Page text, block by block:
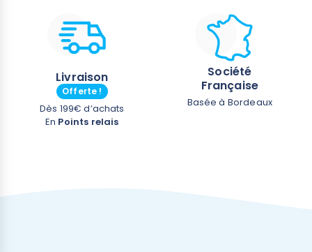
Livraison
Offerte !
Dès 199€ d’achats
En Points relais
Société
Française
Basée à Bordeaux